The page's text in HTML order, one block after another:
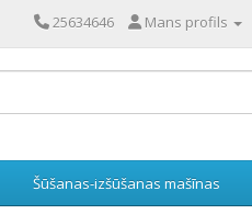
25634646 Mans profils
Šūšanas-izšūšanas mašīnas